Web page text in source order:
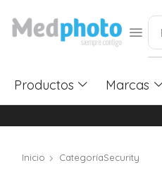
Productos Marcas
Inicio CategoríaSecurity